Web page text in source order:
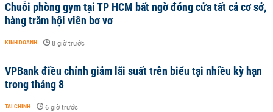
Chuỗi phòng gym tại TP HCM bất ngờ đóng cửa tất cả cơ sở,
hàng trăm hội viên bơ vơ
KINH DOANH - 8 giờ trước
VPBank điều chỉnh giảm lãi suất trên biểu tại nhiều kỳ hạn
trong tháng 8
TÀI CHÍNH - 6 giờ trước